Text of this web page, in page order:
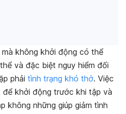
không khởi động có thể
và đặc biệt nguy hiểm đối
phải tình trạng khó thở. Việc
để khởi động trước khi tập và
không những giúp giảm tình